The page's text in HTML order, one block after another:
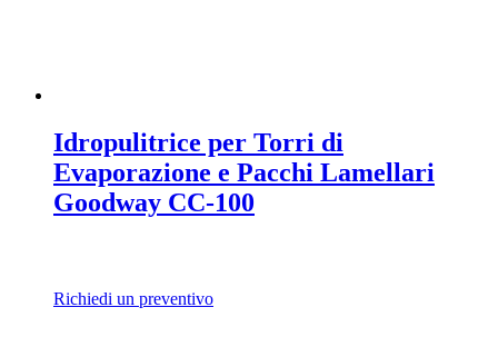
Idropulitrice per Torri di
Evaporazione e Pacchi Lamellari
Goodway CC-100
Richiedi un preventivo